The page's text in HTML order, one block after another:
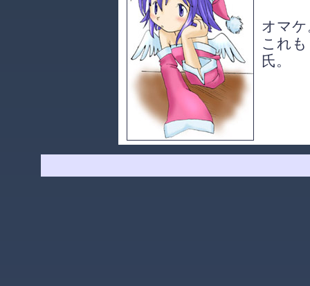
オマケ
これ
氏。